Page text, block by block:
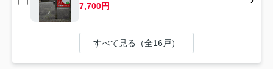
7,700円
すべて見る（全16戸）